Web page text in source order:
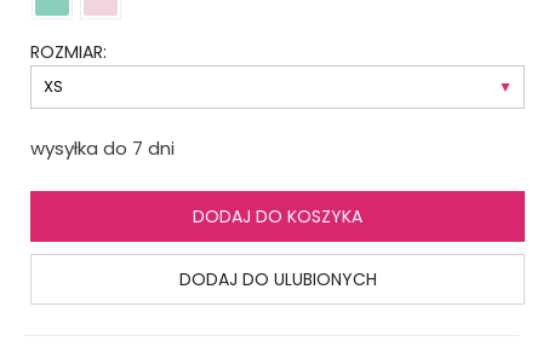
ROZMIAR:
wysyłka do 7 dni
DODAJ DO KOSZYKA
DODAJ DO ULUBIONYCH